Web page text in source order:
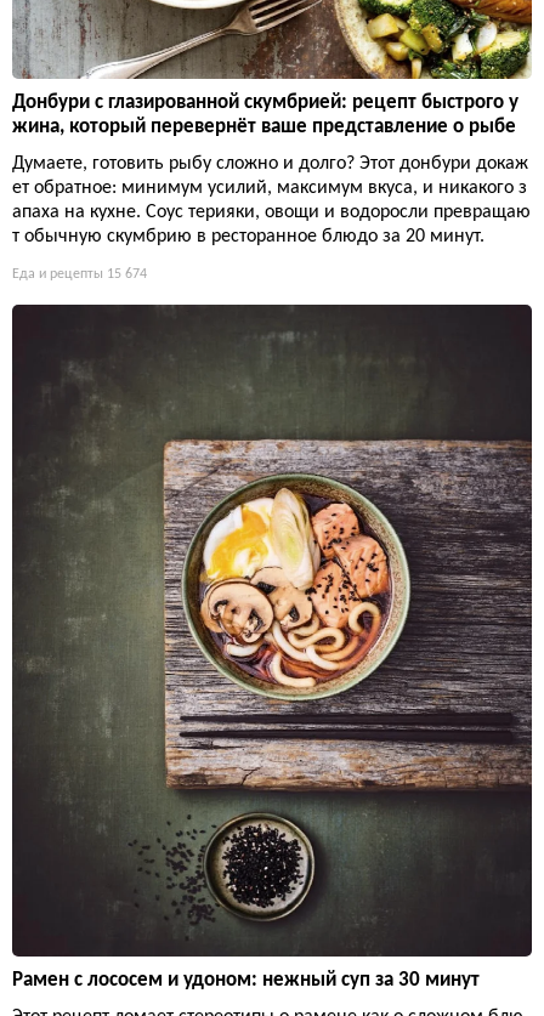
Донбури с глазированной скумбрией: рецепт быстрого у
жина, который перевернёт ваше представление о рыбе
Думаете, готовить рыбу сложно и долго? Этот донбури докаж
ет обратное: минимум усилий, максимум вкуса, и никакого з
апаха на кухне. Соус терияки, овощи и водоросли превращаю
т обычную скумбрию в ресторанное блюдо за 20 минут.
Еда и рецепты 15 674
Рамен с лососем и удоном: нежный суп за 30 минут